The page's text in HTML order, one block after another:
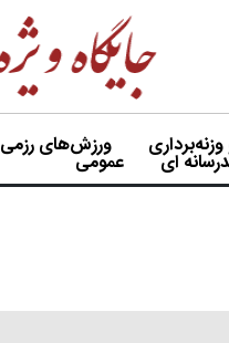
ورزش‌های رزمی
ای عمومی